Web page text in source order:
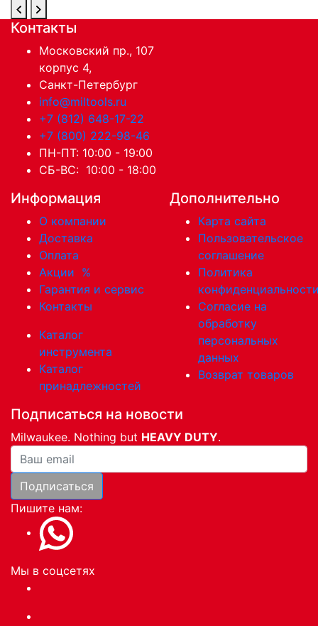
Контакты
Московский пр., 107
корпус 4,
Санкт-Петербург
info@miltools.ru
+7 (812) 648-17-22
+7 (800) 222-98-46
ПН-ПТ: 10:00 - 19:00
СБ-ВС: 10:00 - 18:00
Информация
О компании
Доставка
Оплата
Акции %
Гарантия и сервис
Контакты
Каталог
инструмента
Каталог
принадлежностей
Дополнительно
Карта сайта
Пользовательское
соглашение
Политика
Согласие на
обработку
персональных
данных
Возврат товаров
Подписаться на новости
Milwaukee. Nothing but HEAVY DUTY.
Ваша почта
Подписаться
Пишите нам:
Мы в соцсетях